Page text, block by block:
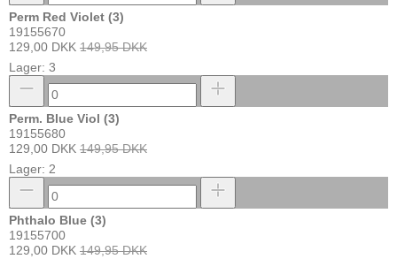
Perm Red Violet (3)
19155670
129,00 DKK 149,95 DKK
Lager: 3
Perm. Blue Viol (3)
19155680
129,00 DKK 149,95 DKK
Lager: 2
Phthalo Blue (3)
19155700
129,00 DKK 149,95 DKK